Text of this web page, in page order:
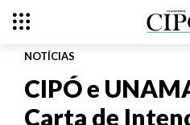
NOTÍCIAS
CIPÓ e
Carta de